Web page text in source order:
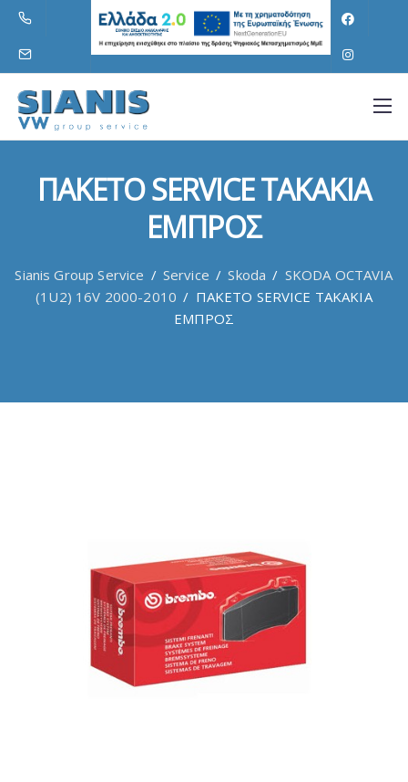
ΠΑΚΕΤΟ SERVICE ΤΑΚΑΚΙΑ
ΕΜΠΡΟΣ
Sianis Group Service / Service / Skoda / SKODA OCTAVIA
(1U2) 16V 2000-2010 / ΠΑΚΕΤΟ SERVICE ΤΑΚΑΚΙΑ
ΕΜΠΡΟΣ